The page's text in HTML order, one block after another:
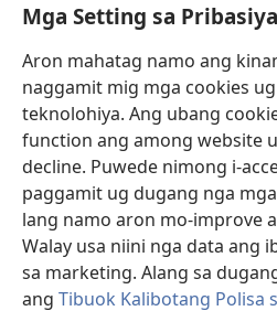
Mga Setting sa Pribasiya
Aron mahatag namo ang
naggamit mig mga cookies
teknolohiya. Ang ubang
function ang among website
decline. Puwede nimong i-
paggamit ug dugang nga
lang namo aron mo-improve
Walay usa niini nga data ang
sa marketing. Alang sa
ang Tibuok Kalibotang Polisa
Donasyon
(mo-
open
bag-
ong
window)
Watchtower ONLINE NGA
(mo-
open
ug
bag-
window)
JW Hub
(mo-
open
ug
bag-
ong
window)
JW Library
Watchtower Library